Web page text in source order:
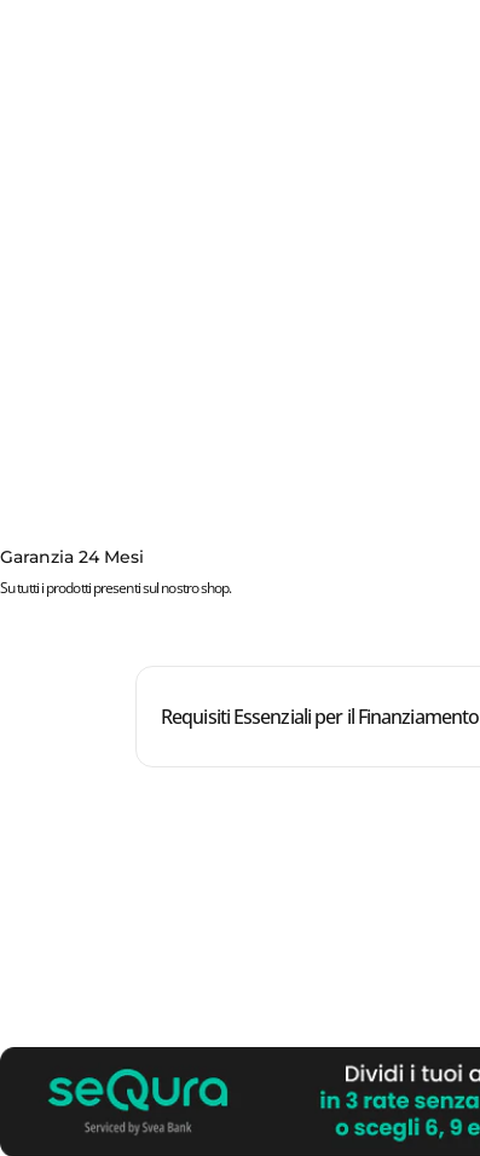
Garanzia 24 Mesi
Su tutti i prodotti presenti sul nostro shop.
Requisiti Essenziali per il Finanziamento